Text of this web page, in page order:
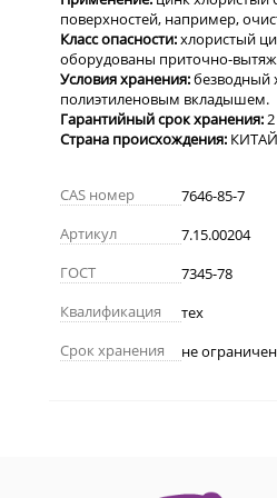
поверхностей, например,
Классопасности:хлористый
оборудованы приточно-
Условияхранения:безводный
полиэтиленовым вкладышем.
Гарантийныйсрокхранения:
Страна происхождения:
CAS номер
7646-85-7
Артикул
7.15.00204
ГОСТ
7345-78
Квалификация
тех
Срок хранения
не ограничен